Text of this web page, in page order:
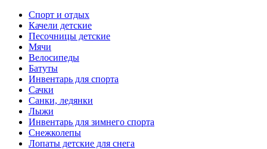
Спорт и отдых
Качели детские
Песочницы детские
Мячи
Велосипеды
Батуты
Инвентарь для спорта
Сачки
Санки, ледянки
Лыжи
Инвентарь для зимнего спорта
Снежколепы
Лопаты детские для снега